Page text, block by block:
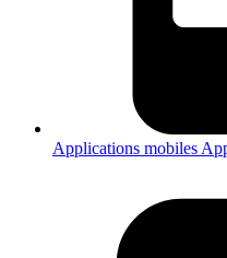
Applications mobiles